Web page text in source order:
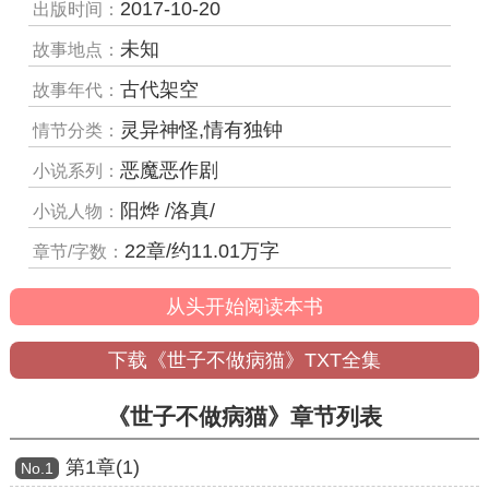
出版时间： 2017-10-20
故事地点： 未知
故事年代：古代架空
情节分类： 灵异神怪,情有独钟
小说系列：恶魔恶作剧
小说人物： 阳烨 /洛真/
章节/字数： 22章/约11.01万字
从头开始阅读本书
下载《世子不做病猫》TXT全集
《世子不做病猫》章节列表
Νο.1 第1章(1)